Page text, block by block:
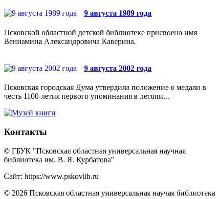
9 августа 1989 года
Псковской областной детской библиотеке присвоено имя
Вениамина Александровича Каверина.
9 августа 2002 года
Псковская городская Дума утвердила положение о медали в
честь 1100-летия первого упоминания в летопи...
Контакты
© ГБУК "Псковская областная универсальная научная
библиотека им. В. Я. Курбатова"
Сайт: https://www.pskovlib.ru
© 2026 Псковская областная универсальная научая библиотека